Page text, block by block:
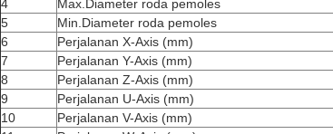
4
Max.Diameter roda pemoles
5
Min.Diameter roda pemoles
6
Perjalanan X-Axis (mm)
7
Perjalanan Y-Axis (mm)
8
Perjalanan Z-Axis (mm)
9
Perjalanan U-Axis (mm)
10
Perjalanan V-Axis (mm)